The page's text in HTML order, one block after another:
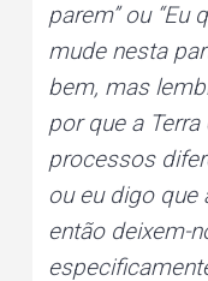
parem” ou “Eu
mude nesta
bem, mas
por que a
processos
ou eu digo que
então deixem-